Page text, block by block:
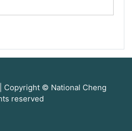
| Copyright © National Cheng
reserved